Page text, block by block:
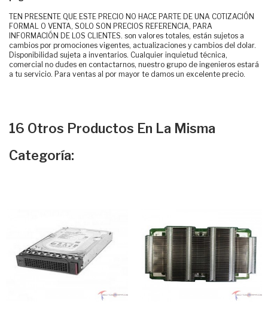
TEN PRESENTE QUE ESTE PRECIO NO HACE PARTE DE UNA COTIZACIÓN
FORMAL O VENTA, SOLO SON PRECIOS REFERENCIA, PARA
INFORMACIÓN DE LOS CLIENTES. son valores totales, están sujetos a
cambios por promociones vigentes, actualizaciones y cambios del dolar.
Disponibilidad sujeta a inventarios. Cualquier inquietud técnica,
comercial no dudes en contactarnos, nuestro grupo de ingenieros estará
a tu servicio. Para ventas al por mayor te damos un excelente precio.
16 Otros Productos En La Misma
Categoría: